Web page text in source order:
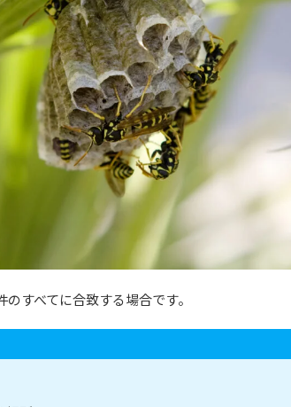
すべてに合致する場合です。